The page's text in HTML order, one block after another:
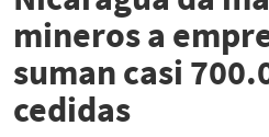
mineros a
suman casi
cedidas